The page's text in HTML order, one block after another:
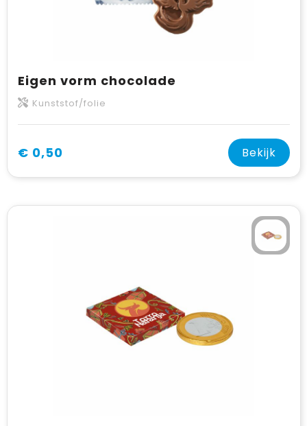
Eigen vorm chocolade
Kunststof/folie
€ 0,50 Bekijk